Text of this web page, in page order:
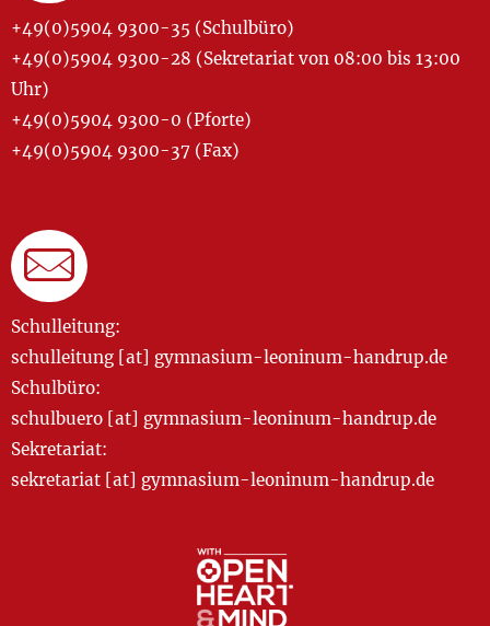
+49(0)5904 9300-35 (Schulbüro)
+49(0)5904 9300-28 (Sekretariat von 08:00 bis 13:00
Uhr)
+49(0)5904 9300-0 (Pforte)
+49(0)5904 9300-37 (Fax)
Schulleitung:
schulleitung [at] gymnasium-leoninum-handrup.de
Schulbüro:
schulbuero [at] gymnasium-leoninum-handrup.de
Sekretariat:
sekretariat [at] gymnasium-leoninum-handrup.de